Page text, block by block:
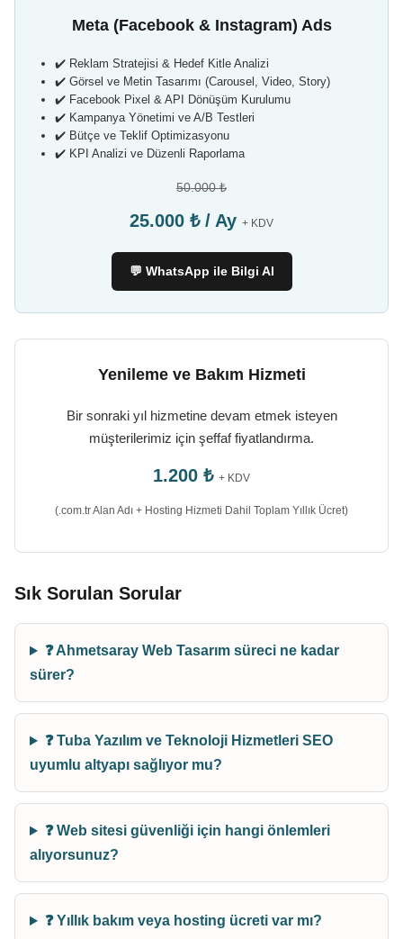
Meta (Facebook & Instagram) Ads
✔️ Reklam Stratejisi & Hedef Kitle Analizi
✔️ Görsel ve Metin Tasarımı (Carousel, Video, Story)
✔️ Facebook Pixel & API Dönüşüm Kurulumu
✔️ Kampanya Yönetimi ve A/B Testleri
✔️ Bütçe ve Teklif Optimizasyonu
✔️ KPI Analizi ve Düzenli Raporlama
50.000 ₺
25.000 ₺ / Ay + KDV
💬 WhatsApp ile Bilgi Al
Yenileme ve Bakım Hizmeti
Bir sonraki yıl hizmetine devam etmek isteyen
müşterilerimiz için şeffaf fiyatlandırma.
1.200 ₺ + KDV
(.com.tr Alan Adı + Hosting Hizmeti Dahil Toplam Yıllık Ücret)
Sık Sorulan Sorular
❓ Ahmetsaray Web Tasarım süreci ne kadar
sürer?
❓ Tuba Yazılım ve Teknoloji Hizmetleri SEO
uyumlu altyapı sağlıyor mu?
❓ Web sitesi güvenliği için hangi önlemleri
alıyorsunuz?
❓ Yıllık bakım veya hosting ücreti var mı?